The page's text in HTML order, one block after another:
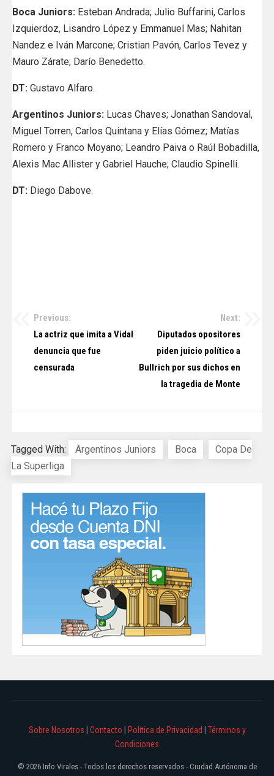
Boca Juniors: Esteban Andrada; Julio Buffarini, Carlos
Izquierdoz, Lisandro López y Emmanuel Mas; Nahitan
Nandez e Iván Marcone; Cristian Pavón, Carlos Tevez y
Mauro Zárate; Darío Benedetto.
DT: Gustavo Alfaro.
Argentinos Juniors: Lucas Chaves; Jonathan Sandoval,
Miguel Torren, Carlos Quintana y Elías Gómez; Matías
Romero y Franco Moyano; Leandro Paiva o Raúl Bobadilla,
Alexis Mac Allister y Gabriel Hauche; Claudio Spinelli.
DT: Diego Dabove.
Navegación
entradas
Previous:
La actriz que imita a Vidal
denuncia que fue
censurada
Next:
Diputados opositores
piden juicio político a
Bullrich por sus dichos en
la tragedia de Monte
Tagged With: Argentinos Juniors Boca
Copa De
La Superliga
Sobre Nosotros Contacto Política de Privacidad
Términos y
Condiciones
© 2026 Info Virales - Todos los derechos reservados - Ciudad Autónoma de